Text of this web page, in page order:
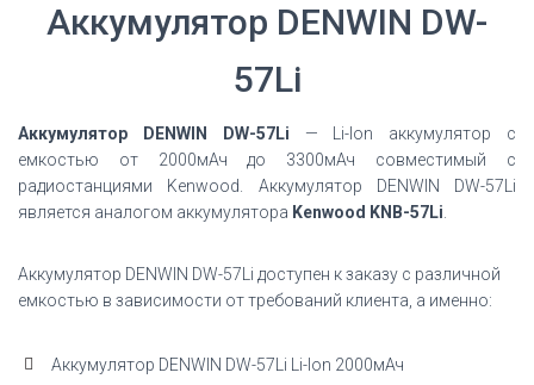
Аккумулятор DENWIN DW-
57Li
Аккумулятор DENWIN DW-57Li — Li-Ion аккумулятор с
емкостью от 2000мАч до 3300мАч совместимый с
радиостанциями Kenwood. Аккумулятор DENWIN DW-57Li
является аналогом аккумулятора Kenwood KNB-57Li
Аккумулятор DENWIN DW-57Li доступен к заказу с различной
емкостью в зависимости от требований клиента, а именно:
Аккумулятор DENWIN DW-57Li Li-Ion 2000мАч